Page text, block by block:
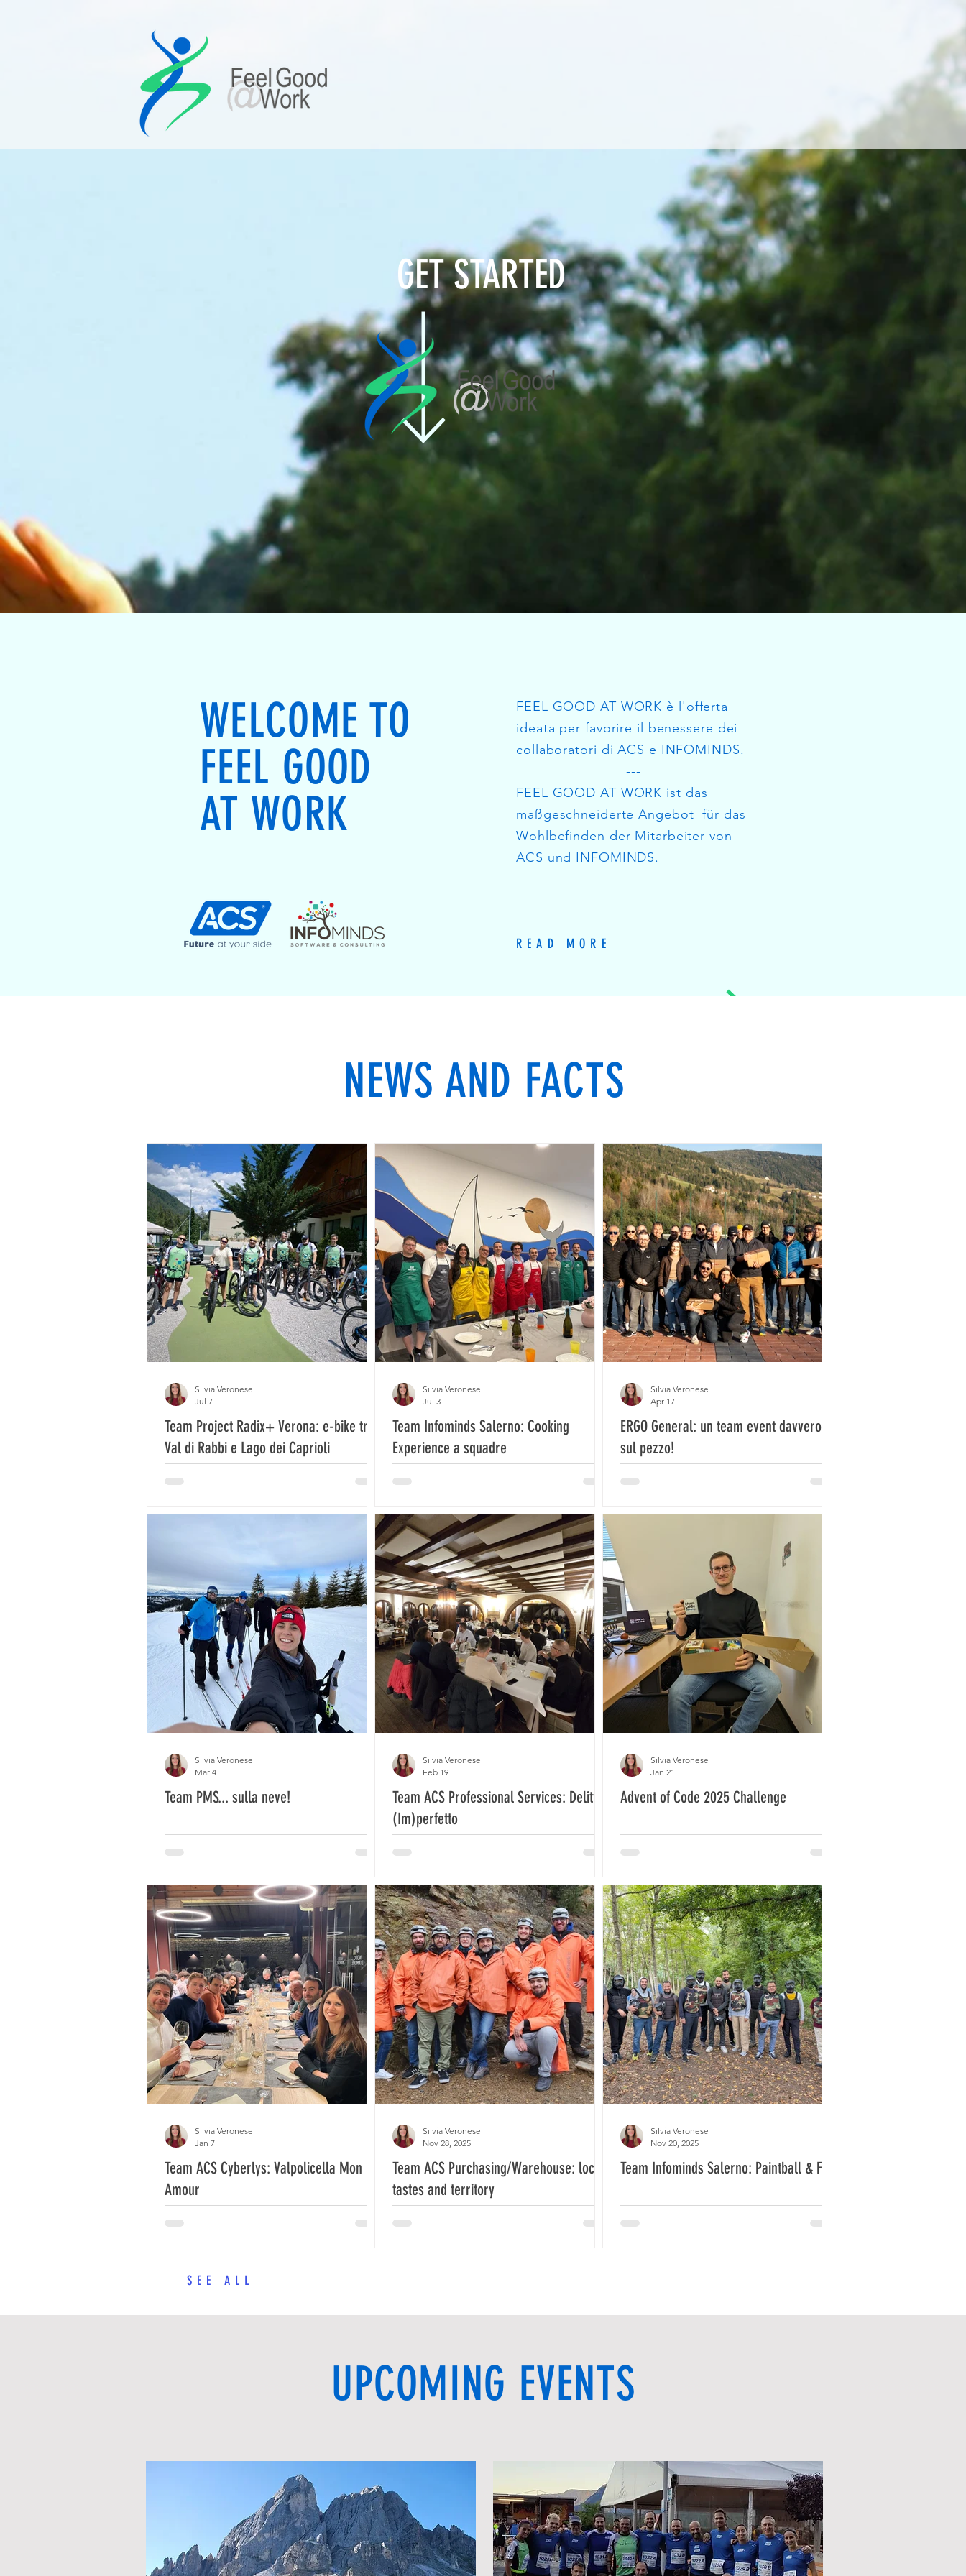
GET STARTED
WELCOME TO
FEEL GOOD
AT WORK
FEEL GOOD AT WORK è l'offerta
ideata per favorire il benessere dei
collaboratori di ACS e INFOMINDS.
---
FEEL GOOD AT WORK ist das
maßgeschneiderte Angebot für das
Wohlbefinden der Mitarbeiter von
ACS und INFOMINDS.
READ MORE
NEWS AND FACTS
Team Project Radix+ Verona: e-bike tra
Val di Rabbi e Lago dei Caprioli
Silvia Veronese
Jul 7
Team Infominds Salerno: Cooking
Experience a squadre
Silvia Veronese
Jul 3
ERGO General: un team event davvero…
sul pezzo!
Silvia Veronese
Apr 17
Team PMS... sulla neve!
Silvia Veronese
Mar 4
Team ACS Professional Services: Delitto
(Im)perfetto
Silvia Veronese
Feb 19
Advent of Code 2025 Challenge
Silvia Veronese
Jan 21
Team ACS Cyberlys: Valpolicella Mon
Amour
Silvia Veronese
Jan 7
Team ACS Purchasing/Warehouse: local
tastes and territory
Silvia Veronese
Nov 28, 2025
Team Infominds Salerno: Paintball & Fun!
Silvia Veronese
Nov 20, 2025
SEE ALL
UPCOMING EVENTS